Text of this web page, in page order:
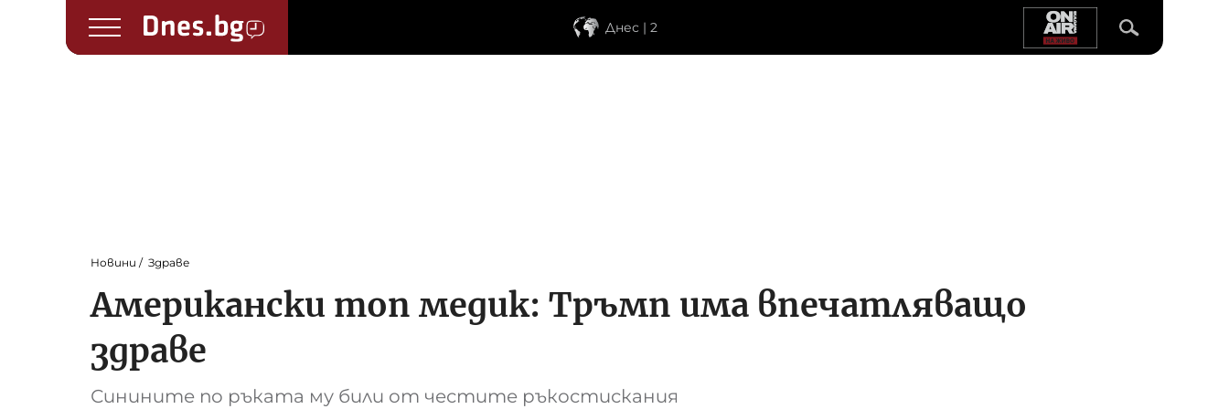
Днес | 2
Новини Здраве
Американски топ медик: Тръмп има впечатляващо
здраве
Синините по ръката му били от честите ръкостискания